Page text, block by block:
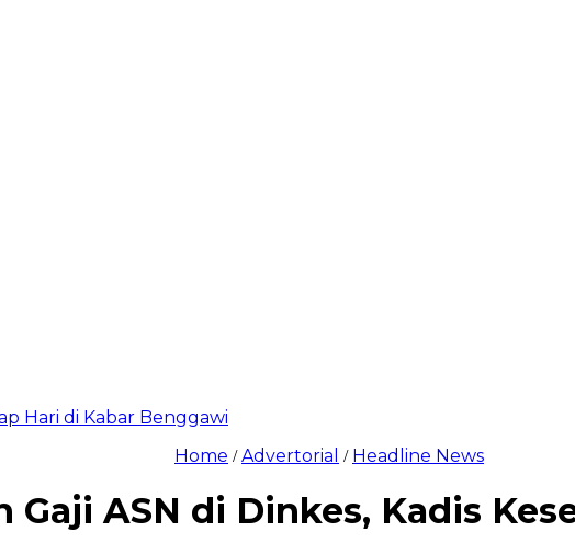
Hari di Kabar Benggawi
Home /Advertorial / Headline News
ASN di Dinkes, Kadis